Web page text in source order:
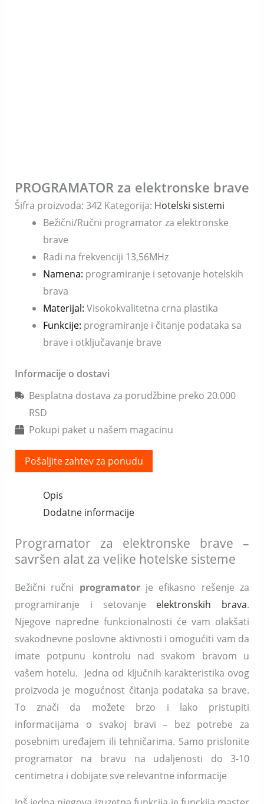
PROGRAMATOR za elektronske brave
Šifra proizvoda: 342 Kategorija: Hotelski sistemi
Bežični/Ručni programator za elektronske
brave
Radi na frekvenciji 13,56MHz
Namena: programiranje i setovanje hotelskih
brava
Materijal: Visokokvalitetna crna plastika
Funkcije: programiranje i čitanje podataka sa
brave i otključavanje brave
Informacije o dostavi
Besplatna dostava za porudžbine preko 20.000
RSD
Pokupi paket u našem magacinu
Pošaljite zahtev za ponudu
Opis
Dodatne informacije
Programator za elektronske brave –
savršen alat za velike hotelske sisteme
Bežični ručni programatorje efikasno rešenje za
programiranje i setovanje elektronskih brava.
Njegove napredne funkcionalnosti će vam olakšati
svakodnevne poslovne aktivnosti i omogućiti vam da
imate potpunu kontrolu nad svakom bravom u
vašem hotelu. Jedna od ključnih karakteristika ovog
proizvoda je mogućnost čitanja podataka sa brave.
To znači da možete brzo i lako pristupiti
informacijama o svakoj bravi – bez potrebe za
posebnim uređajem ili tehničarima. Samo prislonite
programator na bravu na udaljenosti do 3-10
centimetra i dobijate sve relevantne informacije